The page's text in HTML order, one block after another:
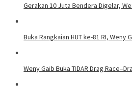
Gerakan 10 Juta Bendera Digelar,
Buka Rangkaian HUT ke-81 RI,
Weny Gaib Buka TIDAR Drag